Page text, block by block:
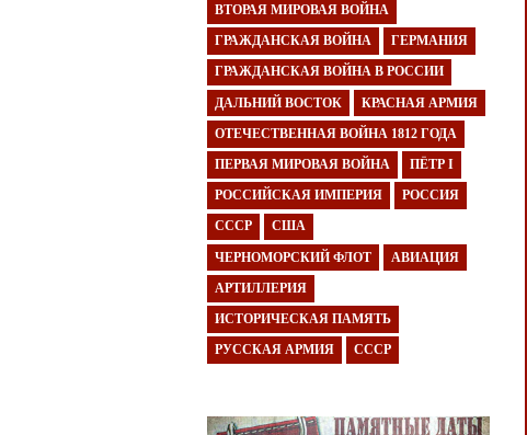
ВТОРАЯ МИРОВАЯ ВОЙНА
ГРАЖДАНСКАЯ ВОЙНА ГЕРМАНИЯ
ГРАЖДАНСКАЯ ВОЙНА В РОССИИ
ДАЛЬНИЙ ВОСТОК КРАСНАЯ АРМИЯ
ОТЕЧЕСТВЕННАЯ ВОЙНА 1812 ГОДА
ПЕРВАЯ МИРОВАЯ ВОЙНА ПЁТР I
РОССИЙСКАЯ ИМПЕРИЯ РОССИЯ
СССР США
ЧЕРНОМОРСКИЙ ФЛОТ АВИАЦИЯ
АРТИЛЛЕРИЯ
ИСТОРИЧЕСКАЯ ПАМЯТЬ
РУССКАЯ АРМИЯ СССР